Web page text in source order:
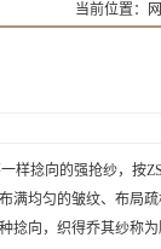
当前位置：
捻向的强抢纱，按
满均匀的皱纹、布局
捻向，织得乔其纱称